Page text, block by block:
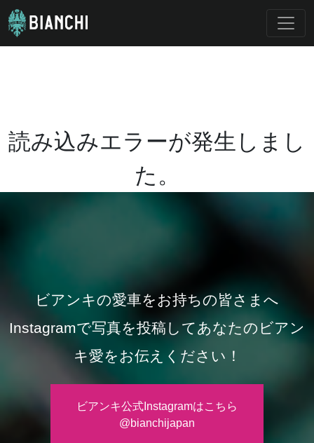
読み込みエラーが発生しまし
た。
ビアンキの愛車をお持ちの皆さまへ
Instagramで写真を投稿してあなたのビアン
キ愛をお伝えください！
ビアンキ公式Instagramはこちら
@bianchijapan